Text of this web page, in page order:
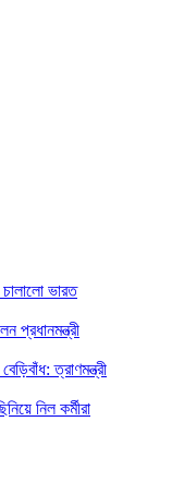
চালালো ভারত
প্রধানমন্ত্রী
ত্রাণমন্ত্রী
নিল কর্মীরা